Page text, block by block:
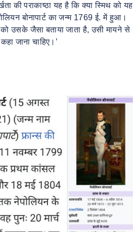
की पराकाष्ठा यह है कि क्या स्मिथ को यह
बोनापार्ट का जन्म 1769 ई. में हुआ।
उसके जैसा बताया जाता है, उसी मायने से
जाना चाहिए।’